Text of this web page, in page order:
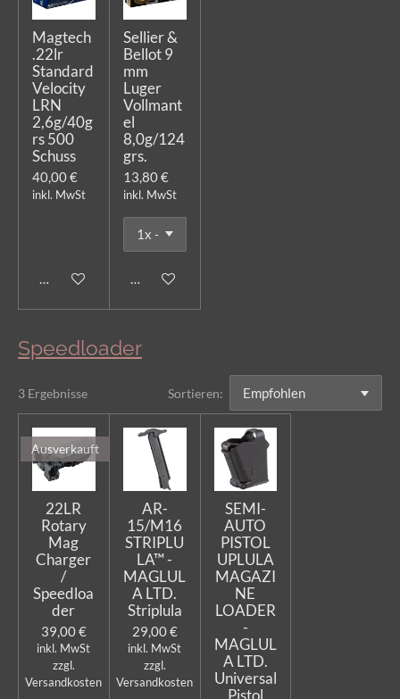
Magtech
.22lr
Standard
Velocity
LRN
2,6g/40g
rs 500
Schuss
40,00 €
inkl. MwSt
In den Warenkorb
Sellier &
Bellot 9
mm
Luger
Vollmant
el
8,0g/124
grs.
13,80 €
inkl. MwSt
In den Warenkorb
Speedloader
3 Ergebnisse Sortieren:
Ausverkauft
22LR
Rotary
Mag
Charger
/
Speedloa
der
39,00 €
inkl. MwSt
zzgl.
Versandkosten
AR-
15/M16
STRIPLU
LA™ -
MAGLUL
A LTD.
Striplula
29,00 €
inkl. MwSt
zzgl.
Versandkosten
SEMI-
AUTO
PISTOL
UPLULA
MAGAZI
NE
LOADER
-
MAGLUL
A LTD.
Universal
Pistol